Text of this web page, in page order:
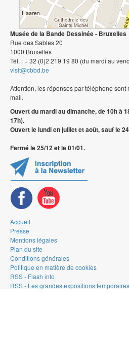
Musée de la Bande Dessinée - Bruxelles
Rue des Sables 20
1000 Bruxelles
Tél. : + 32 (0)2 219 19 80 (du mardi au
visit@cbbd.be
Attention, les réponses par téléphone
mail.
Ouvert du mardi au dimanche, de 10h à
17h).
Ouvert le lundi en juillet et août, sauf le
Fermé le 25/12 et le 01/01.
Accueil
Presse
Mentions légales
Plan du site
Conditions générales
Politique en matière de cookies
RSS - Flash info
RSS - Les grandes expositions temporaires